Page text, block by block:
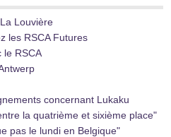
Louvière
les RSCA Futures
le RSCA
concernant Lukaku
la quatrième et sixième place"
pas le lundi en Belgique"